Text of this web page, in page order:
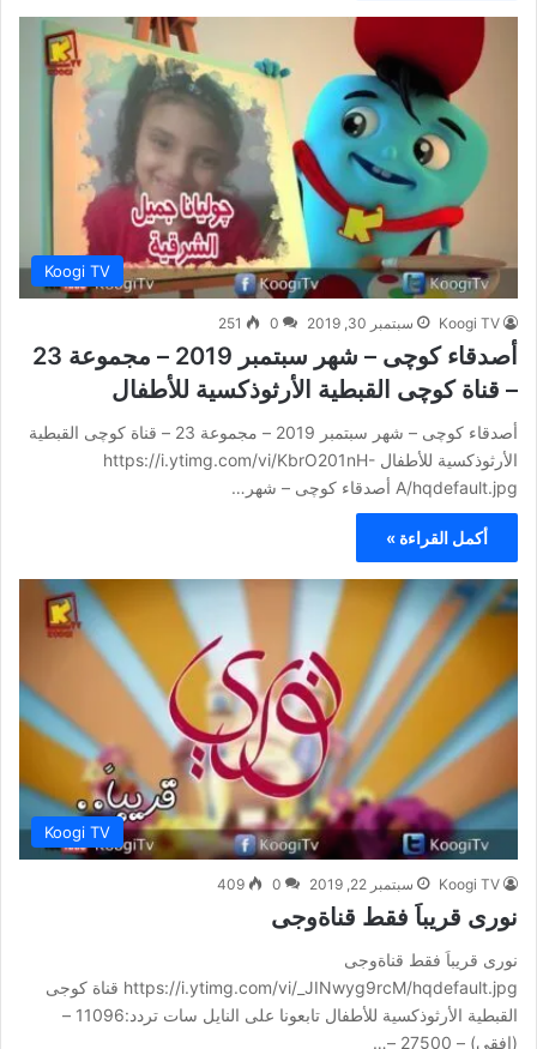
Koogi TV
Koogi TV سبتمبر 30, 2019 0
251
أصدقاء كوچى – شهر سبتمبر 2019 – مجموعة 23
– قناة كوچى القبطية الأرثوذكسية للأطفال
أصدقاء كوچى – شهر سبتمبر 2019 – مجموعة 23 – قناة كوچى القبطية
الأرثوذكسية للأطفال https://i.ytimg.com/vi/KbrO201nH-
A/hqdefault.jpg أصدقاء كوچى – شهر…
أكمل القراءة »
Koogi TV
Koogi TV سبتمبر 22, 2019 0
409
نورى قريباَ فقط قناةوجى
نورى قريباَ فقط قناةوجى
https://i.ytimg.com/vi/_JINwyg9rcM/hqdefault.jpg قناة كوجى
القبطية الأرثوذكسية للأطفال تابعونا على النايل سات تردد:11096 –
(افقى) – 27500 –…